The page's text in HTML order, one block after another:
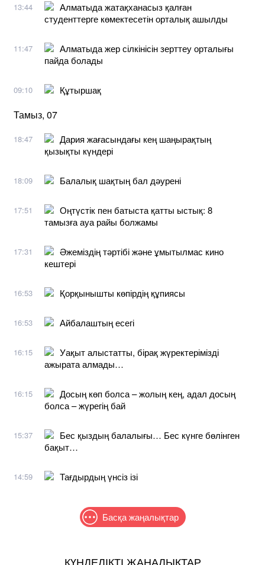
13:44
Алматыда жатақханасыз қалған
студенттерге көмектесетін орталық ашылды
11:47
Алматыда жер сілкінісін зерттеу орталығы
пайда болады
09:10 Құтыршақ
Тамыз, 07
18:47
Дария жағасындағы кең шаңырақтың
қызықты күндері
18:09 Балалық шақтың бал дәурені
17:51
Оңтүстік пен батыста қатты ыстық: 8
тамызға ауа райы болжамы
17:31
Әжеміздің тәртібі және ұмытылмас кино
кештері
16:53 Қорқынышты көпірдің құпиясы
16:53 Айбалаштың есегі
16:15
Уақыт алыстатты, бірақ жүректерімізді
ажырата алмады…
16:15
Досың көп болса – жолың кең, адал досың
болса – жүрегің бай
15:37
Бес қыздың балалығы… Бес күнге бөлінген
бақыт…
14:59 Тағдырдың үнсіз ізі
Басқа жаңалықтар
КҮНДЕЛІКТІ ЖАҢАЛЫҚТАР